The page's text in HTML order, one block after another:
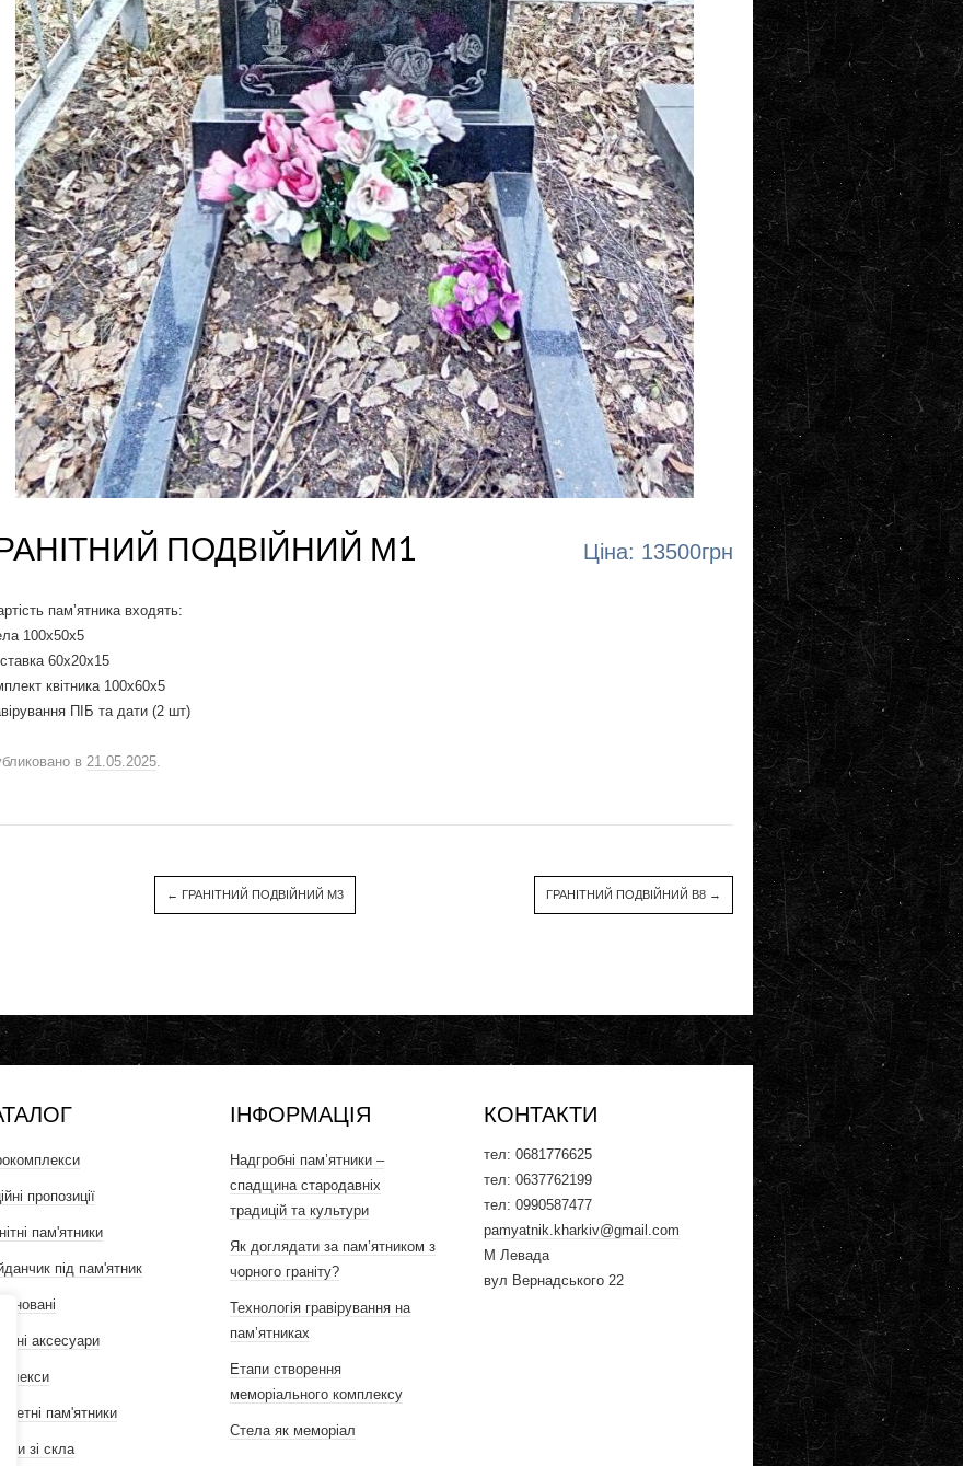
ПОДВІЙНИЙ М1 Ціна: 13500грн
пам’ятника входять:
100х50х5
60х20х15
квітника 100х60х5
ПІБ та дати (2 шт)
в 21.05.2025.
← ГРАНІТНИЙ ПОДВІЙНИЙ М3 ГРАНІТНИЙ ПОДВІЙНИЙ В8 →
пропозиції
пам'ятники
під пам'ятник
аксесуари
пам'ятники
зі скла
ІНФОРМАЦІЯ
Надгробні пам’ятники –
спадщина стародавніх
традицій та культури
Як доглядати за пам’ятником з
чорного граніту?
Технологія гравірування на
пам’ятниках
Етапи створення
меморіального комплексу
Стела як меморіал
КОНТАКТИ
тел: ‎0681776625
тел: ‎0637762199
тел: ‎‎0990587477
pamyatnik.kharkiv@gmail.com
М Левада
вул Вернадського 22